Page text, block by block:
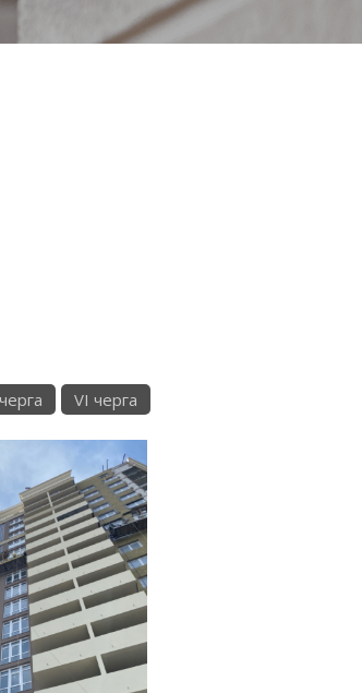
VI черга